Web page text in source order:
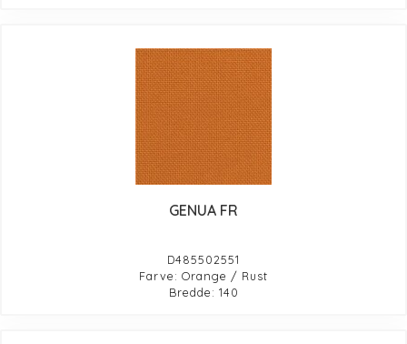
GENUA FR
D485502551
Farve: Orange / Rust
Bredde: 140